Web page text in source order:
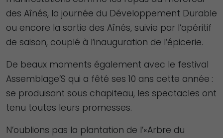
des Aînés, la journée du Développement Durable
ou encore la sortie des Aînés, suivie par l’apéritif
de saison, couplé à l’inauguration de l’épicerie.
De beaux moments également avec le festival
Assemblage’S qui a fêté ses 10 ans cette année :
se produisant sous chapiteau, les spectacles ont
tenu toutes leurs promesses.
N’oublions pas la plantation de l’«Arbre du